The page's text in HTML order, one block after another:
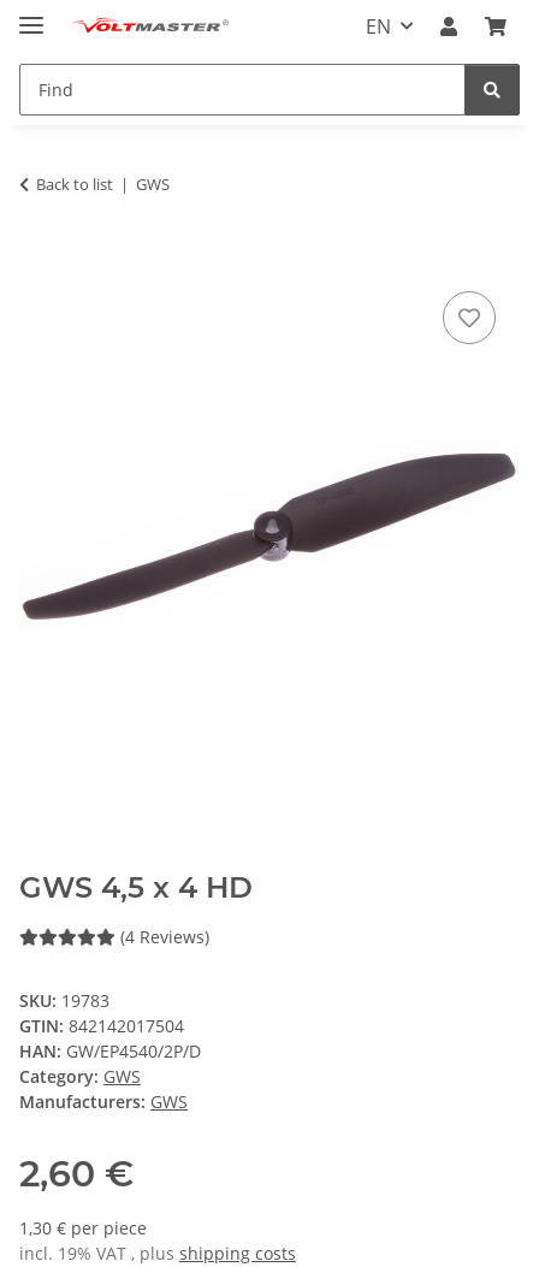
EN
Back to list GWS
GWS 4,5 x 4 HD
(4 Reviews)
SKU: 19783
GTIN: 842142017504
HAN: GW/EP4540/2P/D
Category: GWS
Manufacturers: GWS
2,60 €
1,30 € per piece
incl. 19% VAT , plus shipping costs